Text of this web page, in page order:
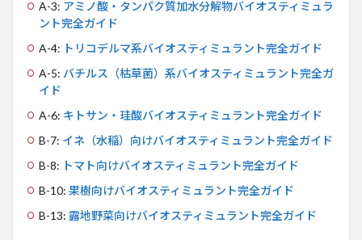
A-3: アミノ酸・タンパク質加水分解物バイオスティミュラ
ント完全ガイド
A-4: トリコデルマ系バイオスティミュラント完全ガイド
A-5: バチルス（枯草菌）系バイオスティミュラント完全ガ
イド
A-6: キトサン・珪酸バイオスティミュラント完全ガイド
B-7: イネ（水稲）向けバイオスティミュラント完全ガイド
B-8: トマト向けバイオスティミュラント完全ガイド
B-10: 果樹向けバイオスティミュラント完全ガイド
B-13: 露地野菜向けバイオスティミュラント完全ガイド